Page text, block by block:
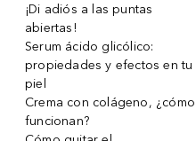
¡Di adiós a las puntas
abiertas!
Serum ácido glicólico:
propiedades y efectos en tu
piel
Crema con colágeno, ¿cómo
funcionan?